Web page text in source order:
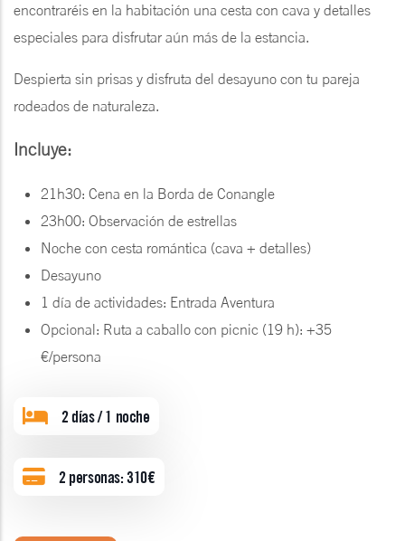
encontraréis en la habitación una cesta con cava y detalles
especiales para disfrutar aún más de la estancia.
Despierta sin prisas y disfruta del desayuno con tu pareja
rodeados de naturaleza.
Incluye:
21h30: Cena en la Borda de Conangle
23h00: Observación de estrellas
Noche con cesta romántica (cava + detalles)
Desayuno
1 día de actividades: Entrada Aventura
Opcional: Ruta a caballo con picnic (19 h): +35
€/persona
2 días / 1 noche
2 personas: 310€